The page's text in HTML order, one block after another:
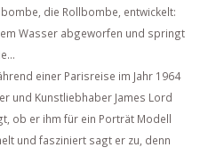
die Rollbombe, entwickelt:
Wasser abgeworfen und springt
einer Parisreise im Jahr 1964
und Kunstliebhaber James Lord
ob er ihm für ein Porträt Modell
und fasziniert sagt er zu, denn